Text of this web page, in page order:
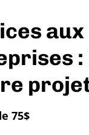
:
75$